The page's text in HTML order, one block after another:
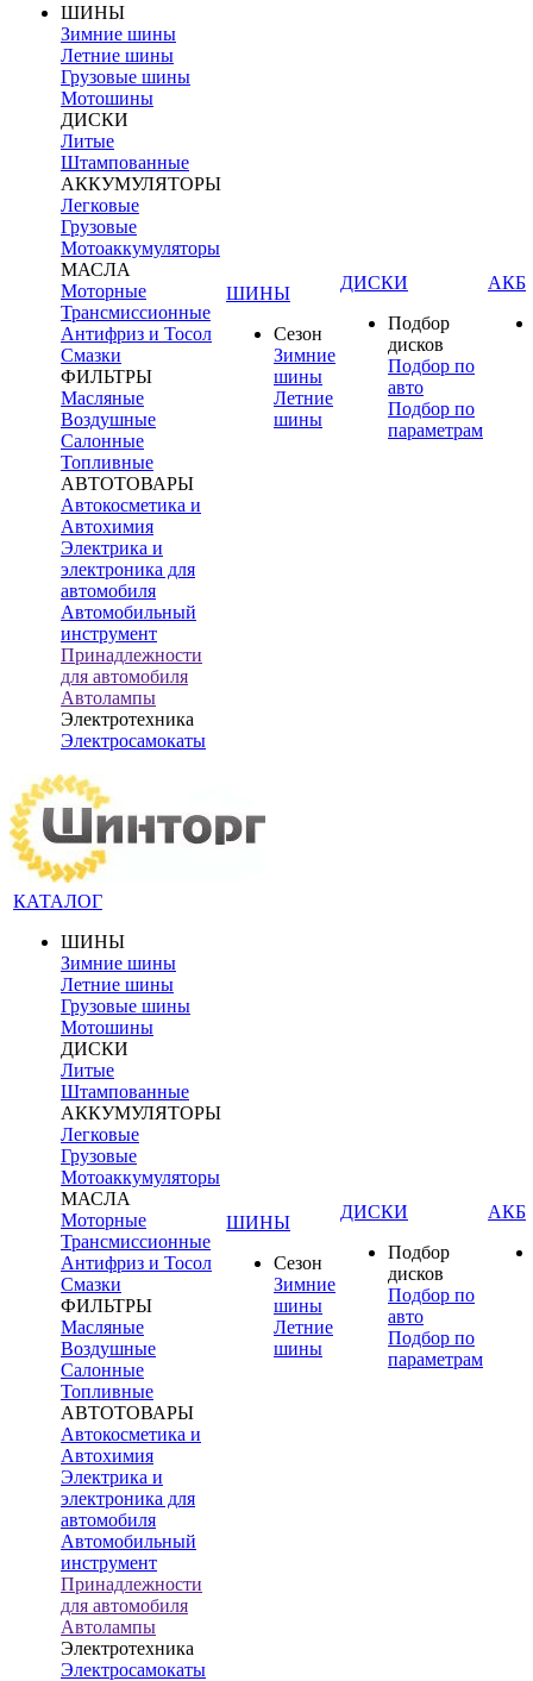
ШИНЫ
Зимние шины
Летние шины
Грузовые шины
Мотошины
ДИСКИ
Литые
Штампованные
АККУМУЛЯТОРЫ
Легковые
Грузовые
Мотоаккумуляторы
МАСЛА
Моторные
Трансмиссионные
Антифриз и Тосол
Смазки
ФИЛЬТРЫ
Масляные
Воздушные
Салонные
Топливные
АВТОТОВАРЫ
Автокосметика и
Автохимия
Электрика и
электроника для
автомобиля
Автомобильный
инструмент
Принадлежности
для автомобиля
Автолампы
Электротехника
Электросамокаты
ШИНЫ
Сезон
Зимние
шины
Летние
шины
ДИСКИ
Подбор
дисков
Подбор по
авто
Подбор по
параметрам
АКБ
КАТАЛОГ
ШИНЫ
Зимние шины
Летние шины
Грузовые шины
Мотошины
ДИСКИ
Литые
Штампованные
АККУМУЛЯТОРЫ
Легковые
Грузовые
Мотоаккумуляторы
МАСЛА
Моторные
Трансмиссионные
Антифриз и Тосол
Смазки
ФИЛЬТРЫ
Масляные
Воздушные
Салонные
Топливные
АВТОТОВАРЫ
Автокосметика и
Автохимия
Электрика и
электроника для
автомобиля
Автомобильный
инструмент
Принадлежности
для автомобиля
Автолампы
Электротехника
Электросамокаты
ШИНЫ
Сезон
Зимние
шины
Летние
шины
ДИСКИ
Подбор
дисков
Подбор по
авто
Подбор по
параметрам
АКБ